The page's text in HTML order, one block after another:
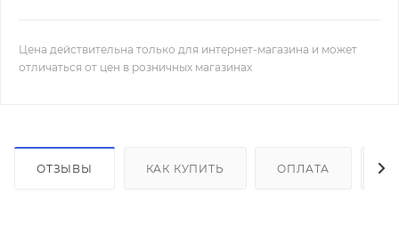
Цена действительна только для интернет-магазина и может
отличаться от цен в розничных магазинах
ОТЗЫВЫ КАК КУПИТЬ ОПЛАТА